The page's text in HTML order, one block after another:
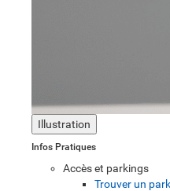
Illustration
Infos Pratiques
Accès et parkings
Trouver un